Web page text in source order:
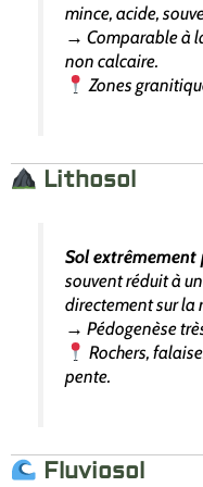
mince, acide,
→ Comparable à
non calcaire.
Zones
Lithosol
Sol extrêmement
souvent réduit à
directement sur la
→ Pédogenèse
Rochers,
pente.
Fluviosol